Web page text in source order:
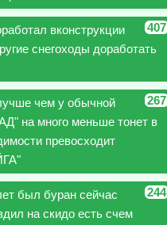
407
вконструкции
снегоходы доработать
267
чем у обычной
на много меньше тонет в
превосходит
244
был буран сейчас
на скидо есть счем